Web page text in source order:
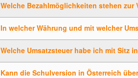
Welche Bezahlmöglichkeiten stehen zur
In welcher Währung und mit welcher
Welche Umsatzsteuer habe ich mit Sitz
Kann die Schulversion in Österreich